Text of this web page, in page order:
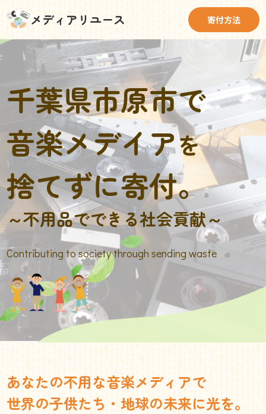
メディアリユース 寄付方法
千葉県市原市で
音楽メデイアを
捨てずに寄付。
～不用品でできる社会貢献～
Contributing to society through sending waste
あなたの不用な音楽メディアで
世界の子供たち・地球の未来に光を。